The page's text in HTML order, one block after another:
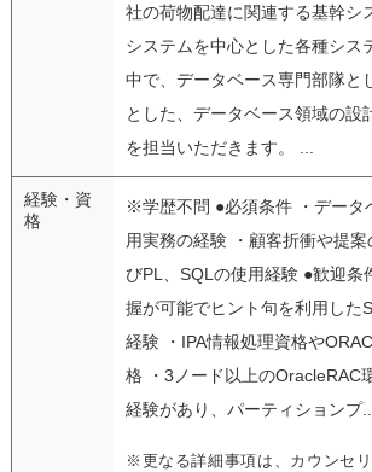
社の荷物配達に関連する基幹シ
システムを中心とした各種シス
中で、データベース専門部隊と
とした、データベース領域の設
を担当いただきます。 ...
経験・資
格
※学歴不問 ●必須条件 ・データ
用実務の経験 ・顧客折衝や提案
びPL、SQLの使用経験 ●歓迎条
握が可能でヒント句を利用した
経験 ・IPA情報処理資格や
格 ・3ノード以上のOracleRAC
経験があり、パーティションプ...
※更なる詳細事項は、カウンセ